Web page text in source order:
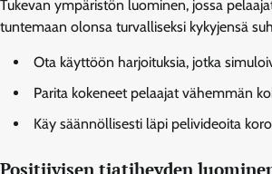
Tukevan ympäristön luominen, jossa
tuntemaan olonsa turvalliseksi kykyjensä
Ota käyttöön harjoituksia, jotka
Parita kokeneet pelaajat vähemmän
Käy säännöllisesti läpi pelivideoita
Positiivisen tiatiheyden